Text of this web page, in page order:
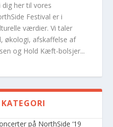
dig her til vores
Festival er i
værdier. Vi taler
økologi, afskaffelse af
og Hold Kæft-bolsjer...